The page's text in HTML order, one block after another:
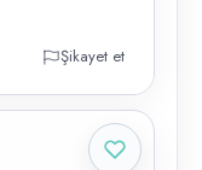
Şikayet et